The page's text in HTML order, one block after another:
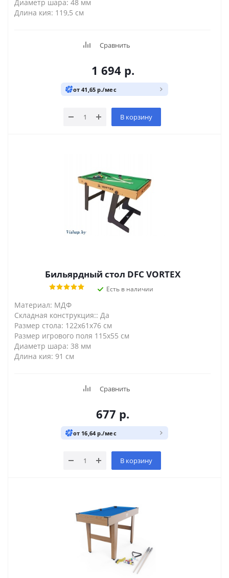
Диаметр шара: 48 мм
Длина кия: 119,5 см
Сравнить
1 694р.
от 41,65 р./мес
В корзину
Бильярдный стол DFC VORTEX
Есть в наличии
Материал: МДФ
Складная конструкция:: Да
Размер стола: 122х61х76 см
Размер игрового поля 115х55 см
Диаметр шара: 38 мм
Длина кия: 91 см
Сравнить
677 р.
от 16,64 р./мес
В корзину